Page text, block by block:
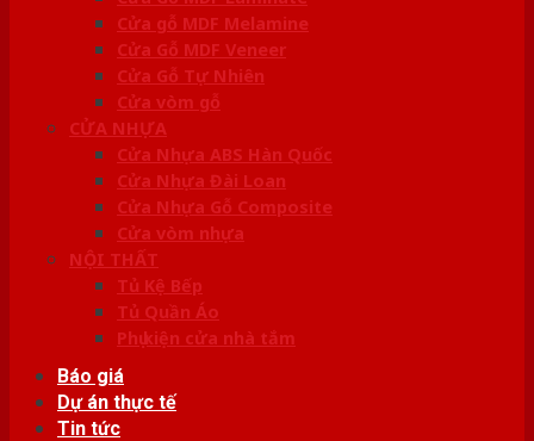
Cửa gỗ MDF Melamine
Cửa Gỗ MDF Veneer
Cửa Gỗ Tự Nhiên
Cửa vòm gỗ
CỬA NHỰA
Cửa Nhựa ABS Hàn Quốc
Cửa Nhựa Đài Loan
Cửa Nhựa Gỗ Composite
Cửa vòm nhựa
NỘI THẤT
Tủ Kệ Bếp
Tủ Quần Áo
Phụ kiện cửa nhà tắm
Báo giá
Dự án thực tế
Tin tức